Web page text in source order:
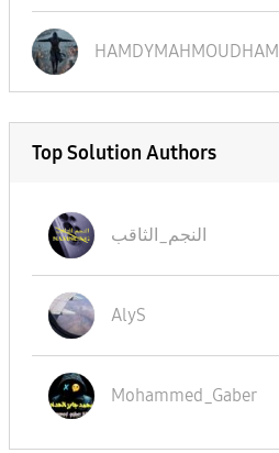
HAMDYMAHMOUDHAM
Top Solution Authors
النجم_الثاقب
AlyS
Mohammed_Gaber